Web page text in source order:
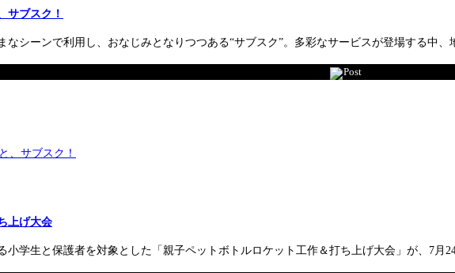
サブスク！
シーンで利用し、おなじみとなりつつある“サブスク”。多彩なサービスが登場する中
Post
上げ大会
小学生と保護者を対象とした「親子ペットボトルロケット工作＆打ち上げ大会」が、7月